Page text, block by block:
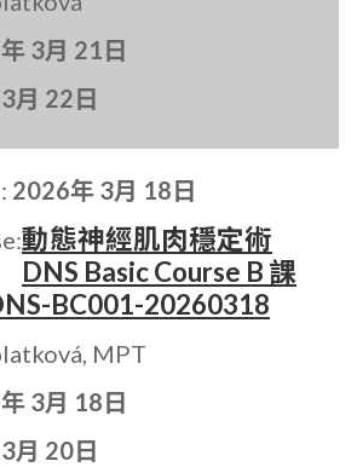
3月 21日
月 22日
2026年 3月 18日
動態神經肌肉穩定術
DNS Basic Course B 課
BC001-20260318
MPT
3月 18日
月 20日